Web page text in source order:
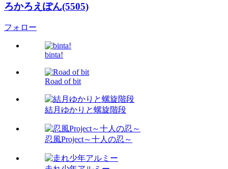
ろかろえぽん(5505)
フォロー
binta!
Road of bit
結月ゆかりと螺旋階段
忍風Project～十人の忍～